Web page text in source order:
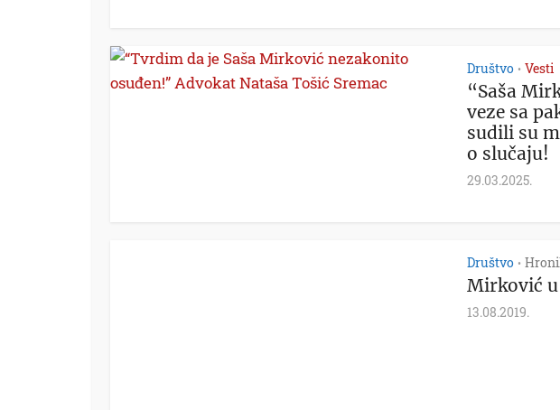
Društvo • Vesti
“Saša
veze sa
sudili su
o slučaju!
29.03.2025.
Društvo •
Mirković
13.08.2019.